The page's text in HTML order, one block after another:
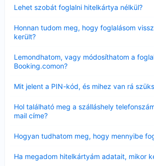
Lehet szobát foglalni hitelkártya nélkül?
Honnan tudom meg, hogy foglalásom
került?
Lemondhatom, vagy módosíthatom a
Booking.comon?
Mit jelent a PIN-kód, és mihez van rá
Hol található meg a szálláshely
mail címe?
Hogyan tudhatom meg, hogy mennyibe
Ha megadom hitelkártyám adatait, mikor